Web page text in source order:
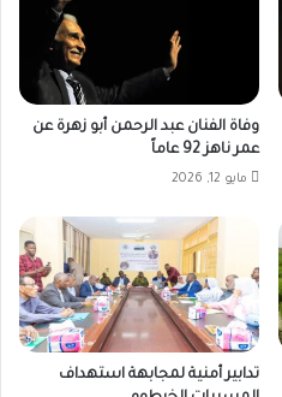
وفاة الفنان عبد الرحمن أبو زهرة عن
عمر ناهز 92 عاماً
مايو 12, 2026
تدابير أمنية لمجابهة استهداف